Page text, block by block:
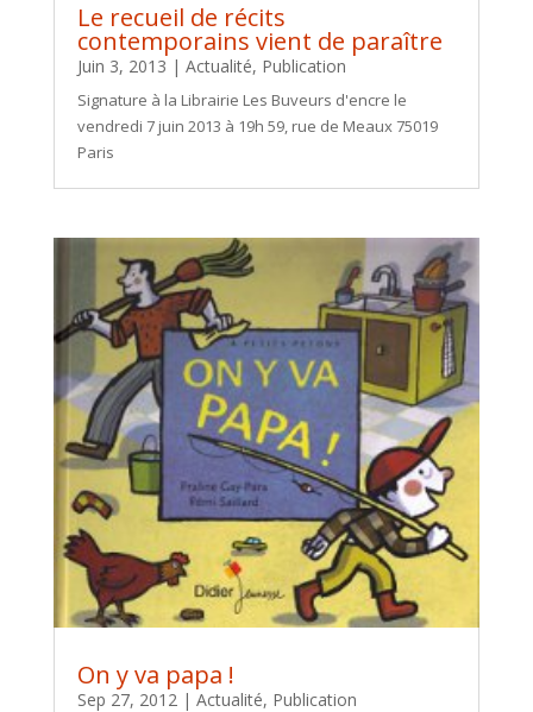
Le recueil de récits
contemporains vient de paraître
Juin 3, 2013 | Actualité, Publication
Signature à la Librairie Les Buveurs d'encre le
vendredi 7 juin 2013 à 19h 59, rue de Meaux 75019
Paris
On y va papa !
Sep 27, 2012| Actualité, Publication